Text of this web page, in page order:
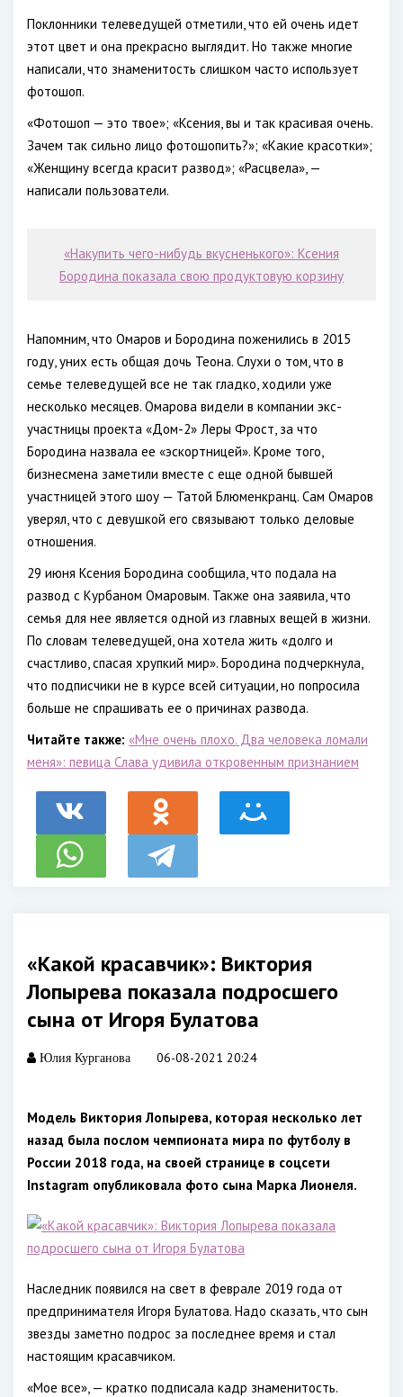
Поклонники телеведущей отметили, что ей очень идет
этот цвет и она прекрасно выглядит. Но также многие
написали, что знаменитость слишком часто использует
фотошоп.
«Фотошоп — это твое»; «Ксения, вы и так красивая очень.
Зачем так сильно лицо фотошопить?»; «Какие красотки»;
«Женщину всегда красит развод»; «Расцвела», —
написали пользователи.
«Накупить чего-нибудь вкусненького»: Ксения
Бородина показала свою продуктовую корзину
Напомним, что Омаров и Бородина поженились в 2015
году, уних есть общая дочь Теона. Слухи о том, что в
семье телеведущей все не так гладко, ходили уже
несколько месяцев. Омарова видели в компании экс-
участницы проекта «Дом-2» Леры Фрост, за что
Бородина назвала ее «эскортницей». Кроме того,
бизнесмена заметили вместе с еще одной бывшей
участницей этого шоу — Татой Блюменкранц. Сам Омаров
уверял, что с девушкой его связывают только деловые
отношения.
29 июня Ксения Бородина сообщила, что подала на
развод с Курбаном Омаровым. Также она заявила, что
семья для нее является одной из главных вещей в жизни.
По словам телеведущей, она хотела жить «долго и
счастливо, спасая хрупкий мир». Бородина подчеркнула,
что подписчики не в курсе всей ситуации, но попросила
больше не спрашивать ее о причинах развода.
Читайте также: «Мне очень плохо. Два человека ломали
меня»: певица Слава удивила откровенным признанием
«Какой красавчик»: Виктория
Лопырева показала подросшего
сына от Игоря Булатова
Юлия Курганова 06-08-2021 20:24
Модель Виктория Лопырева, которая несколько лет
назад была послом чемпионата мира по футболу в
России 2018 года, на своей странице в соцсети
Instagram опубликовала фото сына Марка Лионеля.
Наследник появился на свет в феврале 2019 года от
предпринимателя Игоря Булатова. Надо сказать, что сын
звезды заметно подрос за последнее время и стал
настоящим красавчиком.
«Мое все», — кратко подписала кадр знаменитость.